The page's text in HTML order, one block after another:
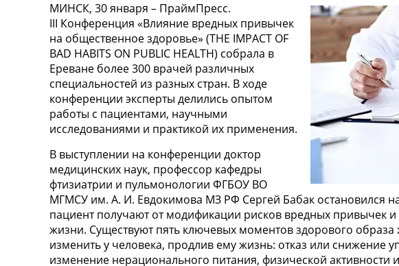
МИНСК, 30 января – ПраймПресс.
III Конференция «Влияние вредных привычек
на общественное здоровье» (THE IMPACT OF
BAD HABITS ON PUBLIC HEALTH) собрала в
Ереване более 300 врачей различных
специальностей из разных стран. В ходе
конференции эксперты делились опытом
работы с пациентами, научными
исследованиями и практикой их применения.
В выступлении на конференции доктор
медицинских наук, профессор кафедры
фтизиатрии и пульмонологии ФГБОУ ВО
МГМСУ им. А. И. Евдокимова МЗ РФ Сергей Бабак остановился
пациент получают от модификации рисков вредных привычек
жизни. Существуют пять ключевых моментов здорового
изменить у человека, продлив ему жизнь: отказ или снижение
изменение нерационального питания, физической активности